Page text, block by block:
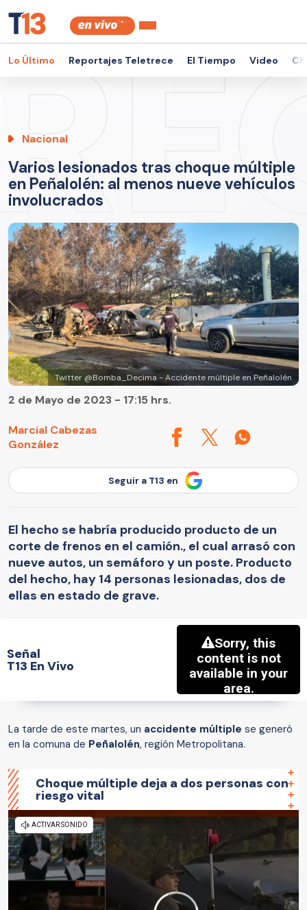
Lo Último Reportajes Teletrece El Tiempo Video
Nacional
Varios lesionados tras choque múltiple
en Peñalolén: al menos nueve vehículos
involucrados
Twitter @Bomba_Decima - Accidente múltiple en Peñalolén
Marcial Cabezas
González
2 de Mayo de 2023 - 17:15 hrs.
Seguir a T13 en
El hecho se habría producido producto de un
corte de frenos en el camión., el cual arrasó con
nueve autos, un semáforo y un poste. Producto
del hecho, hay 14 personas lesionadas, dos de
ellas en estado de grave.
Señal
T13 En Vivo
La tarde de este martes, un accidente múltiple se generó
en la comuna de Peñalolén, región Metropolitana.
Choque múltiple deja a dos personas con
riesgo vital